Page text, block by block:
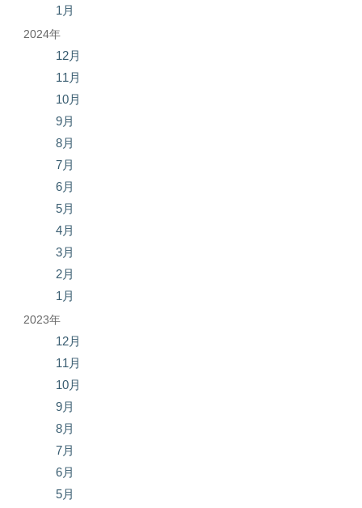
1月
2024年
12月
11月
10月
9月
8月
7月
6月
5月
4月
3月
2月
1月
2023年
12月
11月
10月
9月
8月
7月
6月
5月